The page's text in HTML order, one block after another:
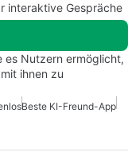
interaktive Gespräche
es Nutzern ermöglicht,
ihnen zu
Beste KI-Freund-App